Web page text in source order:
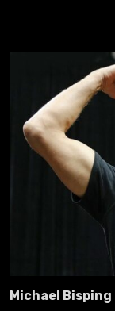
Michael Bisping